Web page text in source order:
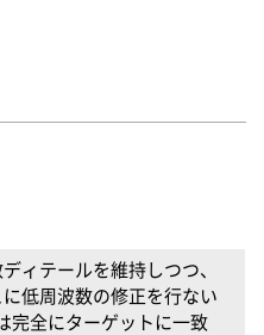
ィテールを維持しつつ、
に低周波数の修正を行ない
完全にターゲットに一致